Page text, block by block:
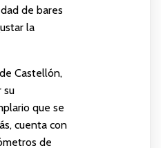
de bares
la
Castellón,
su
que se
cuenta con
de